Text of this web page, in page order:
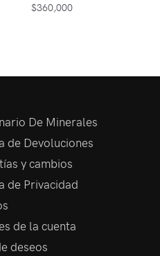
$360,000
De Minerales
de Devoluciones
y cambios
de Privacidad
de la cuenta
deseos